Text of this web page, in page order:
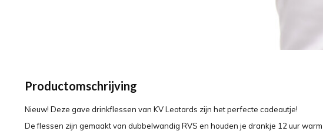
Productomschrijving
Nieuw! Deze gave drinkflessen van KV Leotards zijn het perfecte cadeautje!
De flessen zijn gemaakt van dubbelwandig RVS en houden je drankje 12 uur